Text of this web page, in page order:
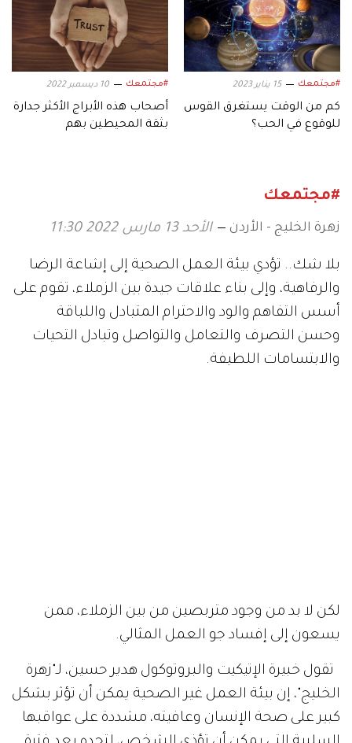
#مجتمعك 15 يناير 2023
كم من الوقت يستغرق القوس
للوقوع في الحب؟
#مجتمعك 10 ديسمبر 2022
أصحاب هذه الأبراج الأكثر جدارة
بثقة المحيطين بهم
#مجتمعك
زهرة الخليج - الأردن الأحد 13 مارس 2022 11:30
بلا شك.. تؤدي بيئة العمل الصحية إلى إشاعة الرضا
والرفاهية، وإلى بناء علاقات جيدة بين الزملاء، تقوم على
أسس التفاهم والود والاحترام المتبادل واللباقة
وحسن التصرف والتعامل والتواصل وتبادل التحيات
والابتسامات اللطيفة.
لكن لا بد من وجود متربصين من بين الزملاء، ممن
يسعون إلى إفساد جو العمل المثالي.
تقول خبيرة الإتيكيت والبروتوكول هدير حسين، لـ"زهرة
الخليج"، إن بيئة العمل غير الصحية يمكن أن تؤثر بشكل
كبير على صحة الإنسان وعافيته، مشددة على عواقبها